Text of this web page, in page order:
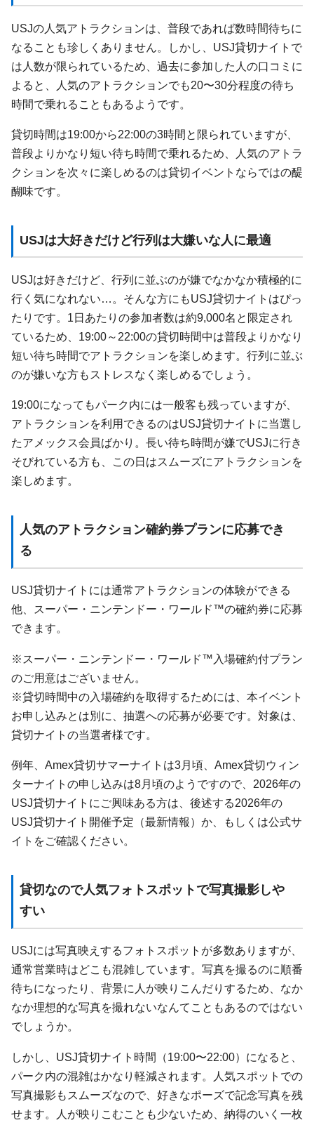
USJの人気アトラクションは、普段であれば数時間待ちに
なることも珍しくありません。しかし、USJ貸切ナイトで
は人数が限られているため、過去に参加した人の口コミに
よると、人気のアトラクションでも20〜30分程度の待ち
時間で乗れることもあるようです。
貸切時間は19:00から22:00の3時間と限られていますが、
普段よりかなり短い待ち時間で乗れるため、人気のアトラ
クションを次々に楽しめるのは貸切イベントならではの醍
醐味です。
USJは大好きだけど行列は大嫌いな人に最適
USJは好きだけど、行列に並ぶのが嫌でなかなか積極的に
行く気になれない…。そんな方にもUSJ貸切ナイトはぴっ
たりです。1日あたりの参加者数は約9,000名と限定され
ているため、19:00～22:00の貸切時間中は普段よりかなり
短い待ち時間でアトラクションを楽しめます。行列に並ぶ
のが嫌いな方もストレスなく楽しめるでしょう。
19:00になってもパーク内には一般客も残っていますが、
アトラクションを利用できるのはUSJ貸切ナイトに当選し
たアメックス会員ばかり。長い待ち時間が嫌でUSJに行き
そびれている方も、この日はスムーズにアトラクションを
楽しめます。
人気のアトラクション確約券プランに応募でき
る
USJ貸切ナイトには通常アトラクションの体験ができる
他、スーパー・ニンテンドー・ワールド™の確約券に応募
できます。
※スーパー・ニンテンドー・ワールド™入場確約付プラン
のご用意はございません。
※貸切時間中の入場確約を取得するためには、本イベント
お申し込みとは別に、抽選への応募が必要です。対象は、
貸切ナイトの当選者様です。
例年、Amex貸切サマーナイトは3月頃、Amex貸切ウィン
ターナイトの申し込みは8月頃のようですので、2026年の
USJ貸切ナイトにご興味ある方は、後述する2026年の
USJ貸切ナイト開催予定（最新情報）か、もしくは公式サ
イトをご確認ください。
貸切なので人気フォトスポットで写真撮影しや
すい
USJには写真映えするフォトスポットが多数ありますが、
通常営業時はどこも混雑しています。写真を撮るのに順番
待ちになったり、背景に人が映りこんだりするため、なか
なか理想的な写真を撮れないなんてこともあるのではない
でしょうか。
しかし、USJ貸切ナイト時間（19:00〜22:00）になると、
パーク内の混雑はかなり軽減されます。人気スポットでの
写真撮影もスムーズなので、好きなポーズで記念写真を残
せます。人が映りこむことも少ないため、納得のいく一枚